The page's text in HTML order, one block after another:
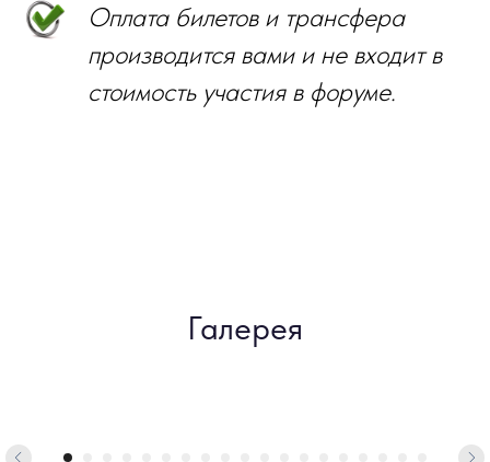
Оплата билетов и трансфера
производится вами и не входит в
стоимость участия в форуме.
Галерея